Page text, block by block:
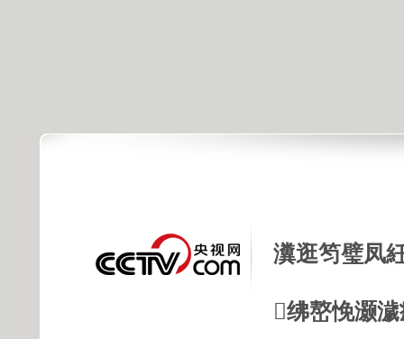
瀵逛笉璧凤
绋嶅悗灏